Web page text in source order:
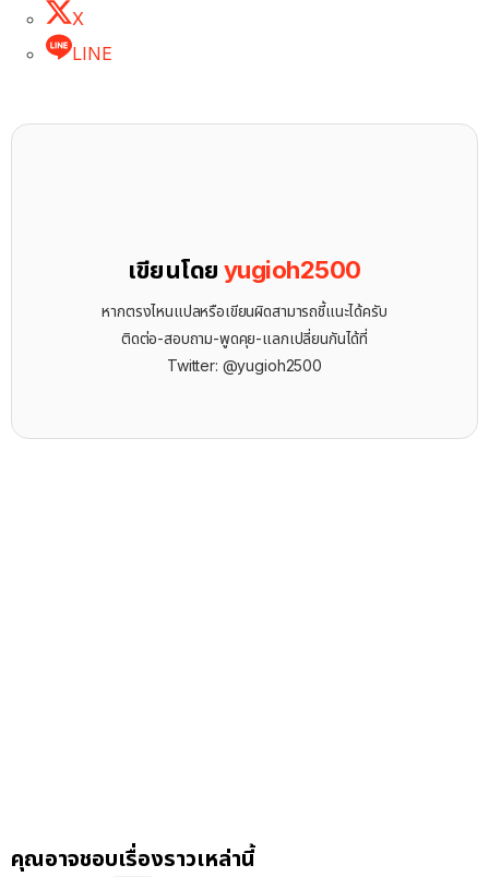
X
LINE
เขียนโดยyugioh2500
หากตรงไหนแปลหรือเขียนผิดสามารถชี้แนะได้ครับ
ติดต่อ-สอบถาม-พูดคุย-แลกเปลี่ยนกันได้ที่
Twitter: @yugioh2500
คุณอาจชอบเรื่องราวเหล่านี้